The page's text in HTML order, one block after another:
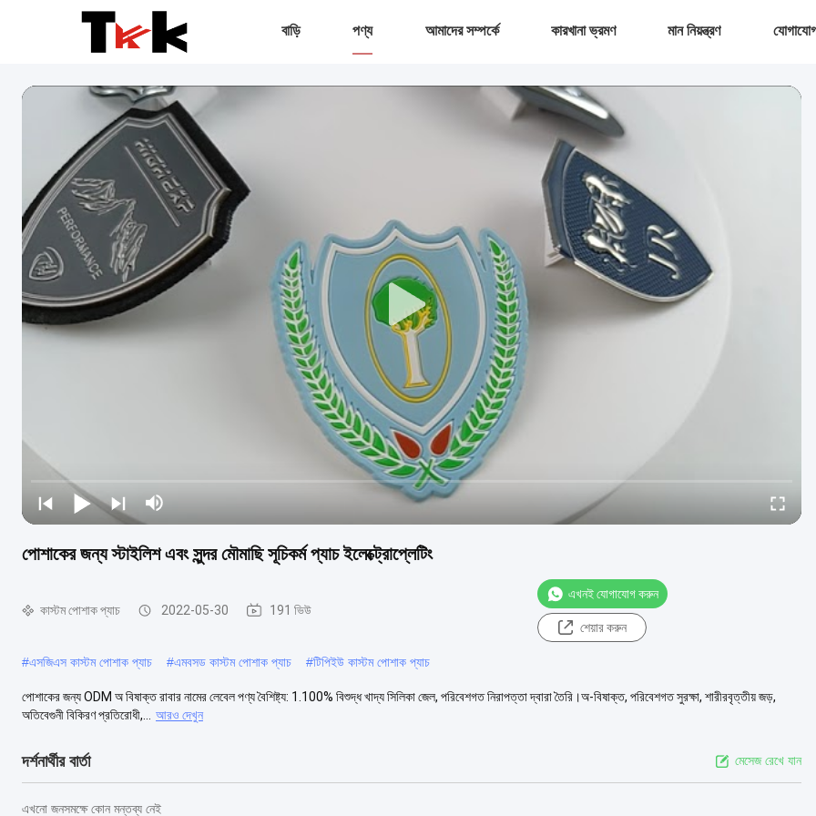
বাড়ি পণ্য আমাদের সম্পর্কে কারখানা ভ্রমণ মান নিয়ন্ত্রণ
পোশাকের জন্য স্টাইলিশ এবং সুন্দর মৌমাছি সূচিকর্ম প্যাচ ইলেক্ট্রোপ্লেটিং
কাস্টম পোশাক প্যাচ 2022-05-30 191 ভিউ
এখনই যোগাযোগ করুন
শেয়ার করুন
#এসজিএস কাস্টম পোশাক প্যাচ #এমবসড কাস্টম পোশাক প্যাচ #টিপিইউ কাস্টম পোশাক প্যাচ
পোশাকের জন্য ODM অ বিষাক্ত রাবার নামের লেবেল পণ্য বৈশিষ্ট্য: 1.100% বিশুদ্ধ খাদ্য সিলিকা জেল, পরিবেশগত নিরাপত্তা দ্বারা তৈরি।অ-বিষাক্ত, পরিবেশগত সুরক্ষা, শারীরবৃত্তীয় জড়,
অতিবেগুনী বিকিরণ প্রতিরোধী,...
আরও দেখুন
দর্শনার্থীর বার্তা মেসেজ রেখে যান
এখনো জনসমক্ষে কোন মন্তব্য নেই